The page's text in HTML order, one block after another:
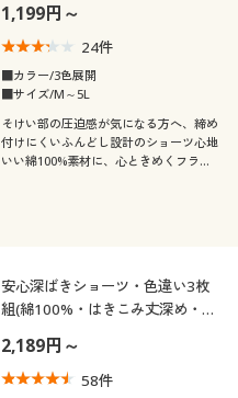
1,199円～
24件
■カラー/3色展開
■サイズ/M～5L
そけい部の圧迫感が気になる方へ、締め
付けにくいふんどし設計のショーツ心地
いい綿100%素材に、心ときめくフラン
安心深ばきショーツ・色違い3枚
組(綿100%・はきこみ丈深め・く
2,189円～
58件